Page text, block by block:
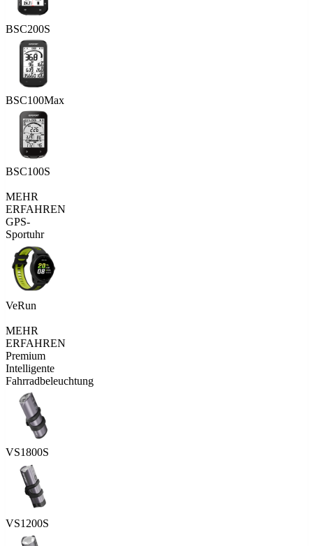
BSC200S
BSC100Max
BSC100S
MEHR
ERFAHREN
GPS-
Sportuhr
VeRun
MEHR
ERFAHREN
Premium
Intelligente
Fahrradbeleuchtung
VS1800S
VS1200S